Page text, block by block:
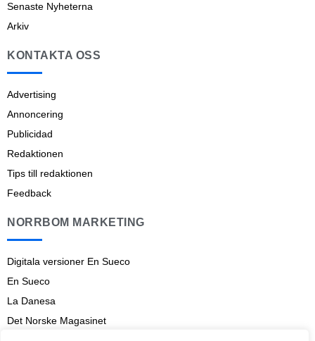
Senaste Nyheterna
Arkiv
KONTAKTA OSS
Advertising
Annoncering
Publicidad
Redaktionen
Tips till redaktionen
Feedback
NORRBOM MARKETING
Digitala versioner En Sueco
En Sueco
La Danesa
Det Norske Magasinet